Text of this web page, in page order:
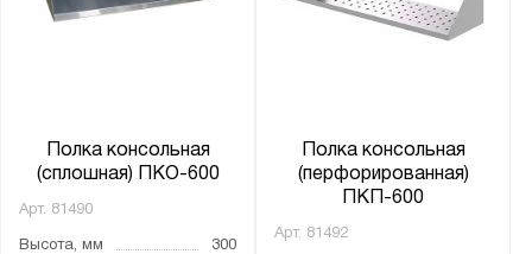
Полка консольная
(сплошная) ПКО-600
Арт. 81490
Высота, мм
300
Полка консольная
(перфорированная)
ПКП-600
Арт. 81492